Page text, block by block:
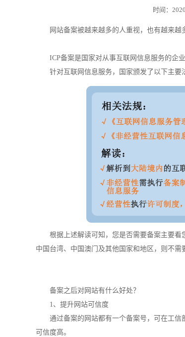
时间：
网站备案被越来越多的人重视，也有越来越
ICP备案是国家对从事互联网信息服务的企
针对互联网信息服务，国家颁发了以下主要
根据上述解读可知，您是否需要备案主要看
中国台湾、中国澳门及其他国家和地区，则不需
备案之后对网站有什么好处？
1、提升网站可信度
通过备案的网站都有一个备案号，可在工
可信度高。